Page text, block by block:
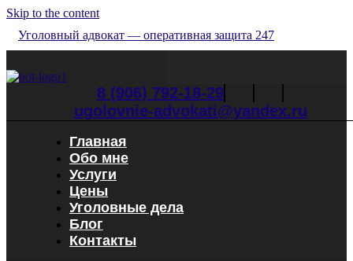
Skip to the content
Уголовный адвокат — оперативная защита 247
8 (906) 792-18-29
ugolovnie-advokati@yandex.ru
Главная
Обо мне
Услуги
Цены
Уголовные дела
Блог
Контакты